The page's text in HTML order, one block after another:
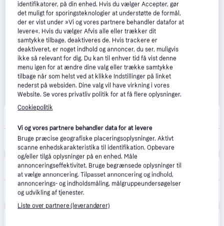
avXperten
EA Sports F1 25 PlayStation 5 Spil
Eller 3 betalinger af 113 kr.
CS MEGASTORE 4.5(1861)
39 kr. fragt ,4-5 dage
559 kr.
identifikatorer, på din enhed. Hvis du vælger Accepter, gør
det muligt for sporingsteknologier at understøtte de formål,
der er vist under »Vi og vores partnere behandler datafor at
levere«. Hvis du vælger Afvis alle eller trækker dit
samtykke tilbage, deaktiveres de. Hvis trackere er
deaktiveret, er noget indhold og annoncer, du ser, muligvis
ikke så relevant for dig. Du kan til enhver tid få vist denne
menu igen for at ændre dine valg eller trække samtykke
tilbage når som helst ved at klikke Indstillinger på linket
nederst på websiden. Dine valg vil have virkning i vores
Website. Se vores privatliv politik for at få flere oplysninger.
Cookiepolitik
Vi og vores partnere behandler data for at levere
Bruge præcise geografiske placeringsoplysninger. Aktivt
scanne enhedskarakteristika til identifikation. Opbevare
og/eller tilgå oplysninger på en enhed. Måle
annonceringseffektivitet. Bruge begrænsede oplysninger til
at vælge annoncering. Tilpasset annoncering og indhold,
annoncerings- og indholdsmåling, målgruppeundersøgelser
og udvikling af tjenester.
Liste over partnere (leverandører)